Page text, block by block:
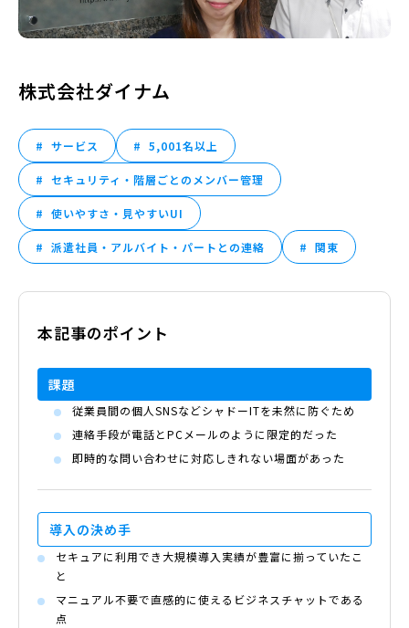
株式会社ダイナム
サービス 5,001名以上
セキュリティ・階層ごとのメンバー管理
使いやすさ・見やすいUI
派遣社員・アルバイト・パートとの連絡 関東
本記事のポイント
課題
従業員間の個人SNSなどシャドーITを未然に防ぐため
連絡手段が電話とPCメールのように限定的だった
即時的な問い合わせに対応しきれない場面があった
導入の決め手
セキュアに利用でき大規模導入実績が豊富に揃っていたこ
と
マニュアル不要で直感的に使えるビジネスチャットである
点